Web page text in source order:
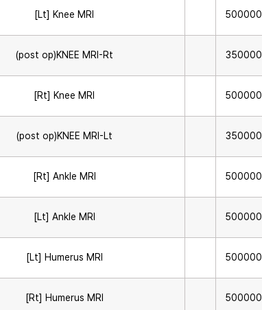
[Lt] Knee MRI 500000
(post op)KNEE MRI-Rt 350000
[Rt] Knee MRI 500000
(post op)KNEE MRI-Lt 350000
[Rt] Ankle MRI 500000
[Lt] Ankle MRI 500000
[Lt] Humerus MRI 500000
[Rt] Humerus MRI 500000